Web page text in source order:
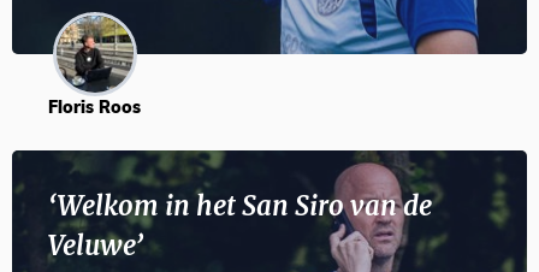
Floris Roos
‘Welkom in het San Siro van de
Veluwe’